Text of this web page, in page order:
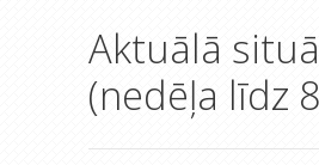
Aktuālā
(nedēļa līdz